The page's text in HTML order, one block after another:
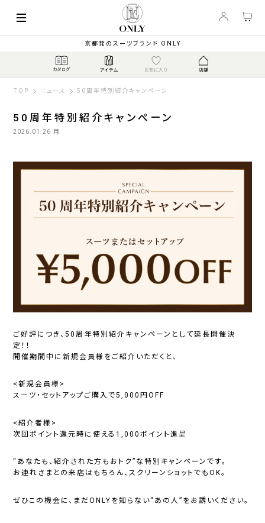
京都発のスーツブランド ONLY
TOP ニュース 50周年特別紹介キャンペーン
50周年特別紹介キャンペーン
2026.01.26 月
ご好評につき、50周年特別紹介キャンペーンとして延長開催決
定！！
開催期間中に新規会員様をご紹介いただくと、
<新規会員様>
スーツ・セットアップご購入で5,000円OFF
<紹介者様>
次回ポイント還元時に使える1,000ポイント進呈
“あなたも、紹介された方もおトク”な特別キャンペーンです。
お連れさまとの来店はもちろん、スクリーンショットでもOK。
ぜひこの機会に、まだONLYを知らない“あの人”をお誘いください。